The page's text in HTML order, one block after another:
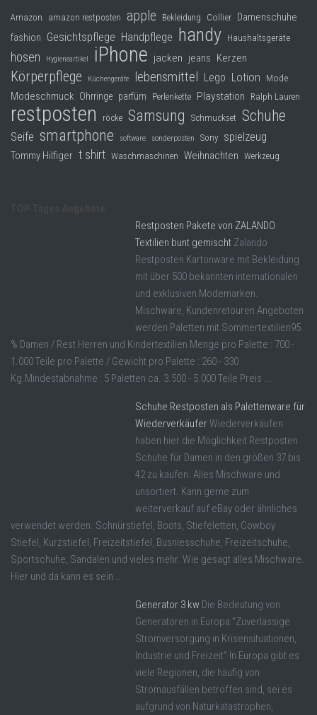
Amazon amazon restposten apple Bekleidung Collier Damenschuhe
fashion Gesichtspflege Handpflege handy Haushaltsgeräte
hosen Hygieneartikel iPhone jacken jeans Kerzen
Körperpflege Küchengeräte lebensmittel Lego Lotion Mode
Modeschmuck Ohrringe parfüm Perlenkette Playstation Ralph Lauren
restposten röcke Samsung Schmuckset Schuhe
Seife smartphone software sonderposten Sony spielzeug
Tommy Hilfiger t shirt Waschmaschinen Weihnachten Werkzeug
Restposten Pakete von ZALANDO
Textilien bunt gemischt Zalando
Restposten Kartonware mit Bekleidung
mit über 500 bekannten internationalen
und exklusiven Modemarken.
Mischware, Kundenretouren Angeboten
werden Paletten mit Sommertextilien95
% Damen / Rest Herren und Kindertextilien Menge pro Palette : 700 -
1.000 Teile pro Palette / Gewicht pro Palette : 260 - 330
Kg.Mindestabnahme : 5 Paletten ca. 3.500 - 5.000 Teile Preis ...
Schuhe Restposten als Palettenware für
WiederverkäuferWiederverkäufen
haben hier die Möglichkeit Restposten
Schuhe für Damen in den größen 37 bis
42 zu kaufen. Alles Mischware und
unsortiert. Kann gerne zum
weiterverkauf auf eBay oder ähnliches
verwendet werden. Schnürstiefel, Boots, Stiefeletten, Cowboy
Stiefel, Kurzstiefel, Freizeitstiefel, Busniesschuhe, Freizeitschuhe,
Sportschuhe, Sandalen und vieles mehr. Wie gesagt alles Mischware.
Hier und da kann es sein ...
Generator 3 kw Die Bedeutung von
Generatoren in Europa:“Zuverlässige
Stromversorgung in Krisensituationen,
Industrie und Freizeit” In Europa gibt es
viele Regionen, die häufig von
Stromausfällen betroffen sind, sei es
aufgrund von Naturkatastrophen,